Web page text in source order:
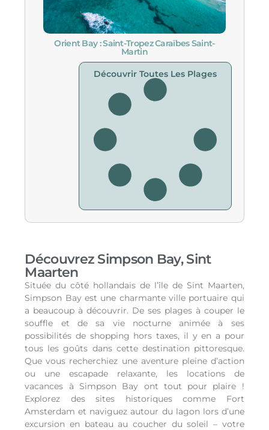
Orient Bay : Saint-Tropez Caraïbes Saint-
Martin
Découvrir Toutes Les Plages
Découvrez Simpson Bay, Sint
Maarten
Située du côté hollandais de l’île de Sint Maarten,
Simpson Bay est une charmante ville portuaire qui
a beaucoup à découvrir. De ses plages à couper le
souffle et de sa vie nocturne animée à ses
possibilités de shopping hors taxes, il y en a pour
tous les goûts dans cette destination pittoresque.
Que vous recherchiez une aventure pleine d’action
ou une escapade relaxante, les locations de
vacances à Simpson Bay ont tout pour plaire !
Explorez des sites historiques comme Fort
Amsterdam et naviguez autour du lagon lors d’une
excursion en bateau au coucher du soleil – votre